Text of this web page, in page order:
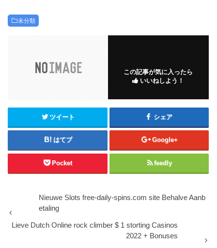
未分類
この記事が気に入ったら
いいねしよう！
ツイート シェア
はてブ Google+
Pocket feedly
Nieuwe Slots free-daily-spins.com site Behalve Aanb
etaling
Lieve Dutch Online rock climber $ 1 storting Casinos
2022 + Bonuses